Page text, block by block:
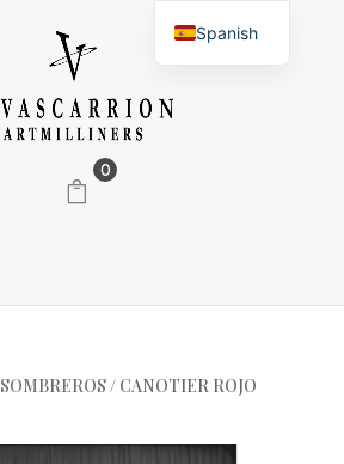
0
SOMBREROS/ CANOTIER ROJO
Spanish